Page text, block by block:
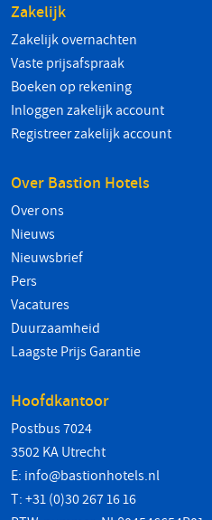
Zakelijk
Zakelijk overnachten
Vaste prijsafspraak
Boeken op rekening
Inloggen zakelijk account
Registreer zakelijk account
Over Bastion Hotels
Over ons
Nieuws
Nieuwsbrief
Pers
Vacatures
Duurzaamheid
Laagste Prijs Garantie
Hoofdkantoor
Postbus 7024
3502 KA Utrecht
E: info@bastionhotels.nl
T: +31 (0)30 267 16 16